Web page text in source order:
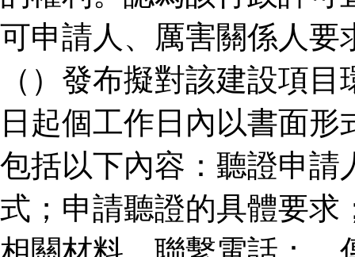
可申請人、厲害關係人要
（）發布擬對該建設項
日起個工作日內以書面
包括以下內容：聽證申請
式；申請聽證的具體要求